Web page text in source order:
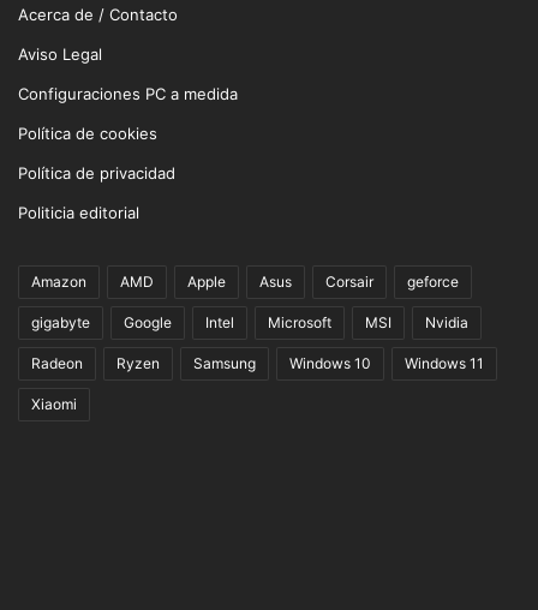
Acerca de / Contacto
Aviso Legal
Configuraciones PC a medida
Política de cookies
Política de privacidad
Politicia editorial
Amazon AMD Apple Asus Corsair geforce
gigabyte Google Intel Microsoft MSI Nvidia
Radeon Ryzen Samsung Windows 10 Windows 11
Xiaomi